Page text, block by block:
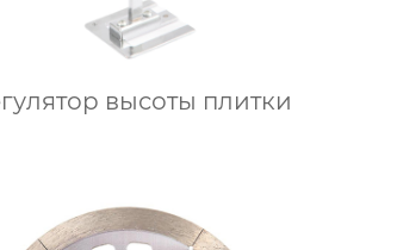
высоты плитки